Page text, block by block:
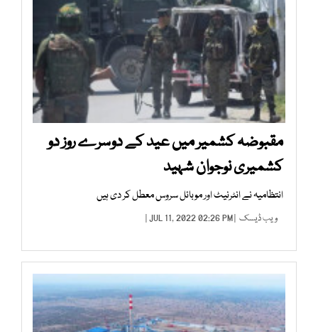
مقبوضہ کشمیر میں عید کے دوسرے روز دو
کشمیری نوجوان شہید
انتظامیہ نے انٹرنیٹ اور موبائل سروس معطل کر دی ہیں
ویب ڈیسک | JUL 11, 2022 02:26 PM |